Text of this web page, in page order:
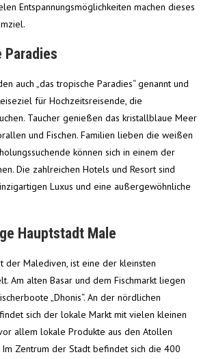
Entspannungsmöglichkeiten machen dieses
Paradies
auch „das tropische Paradies“ genannt und
für Hochzeitsreisende, die
Taucher genießen das kristallblaue Meer
und Fischen. Familien lieben die weißen
können sich in einem der
Die zahlreichen Hotels und Resort sind
Luxus und eine außergewöhnliche
Hauptstadt Male
der Malediven, ist eine der kleinsten
Am alten Basar und dem Fischmarkt liegen
„Dhonis“. An der nördlichen
sich der lokale Markt mit vielen kleinen
allem lokale Produkte aus den Atollen
Zentrum der Stadt befindet sich die 400